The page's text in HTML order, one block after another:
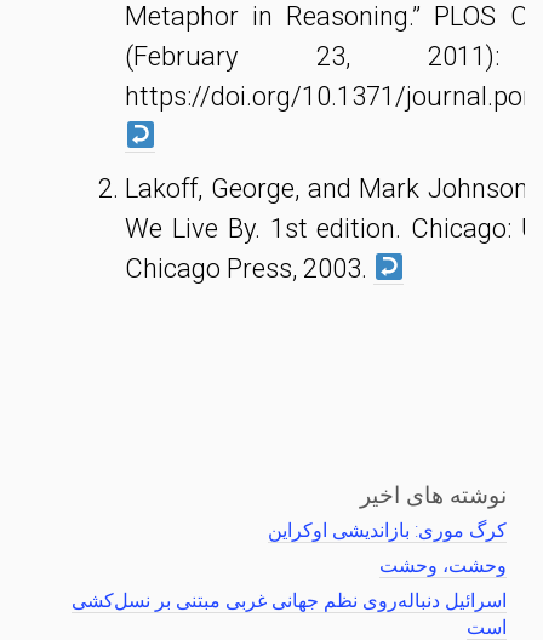
Metaphor in Reasoning.” PLOS
(February 23, 2011):
https://doi.org/10.1371/
Lakoff, George, and Mark
We Live By. 1st edition. Chicago:
Chicago Press, 2003.
نوشته های اخیر
کرگ موری: بازاندیشی اوکراین
وحشت، وحشت
اسرائیل دنباله‌روی نظم جهانی غربی مبتنی بر نسل‌کشی
است